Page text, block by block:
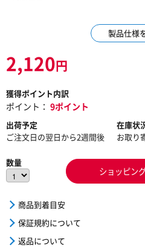
製品仕様
2,120円
獲得ポイント内訳
ポイント： 9ポイント
出荷予定
ご注文日の翌日から2週間後
在庫状
お取り
数量
ショッピン
商品到着目安
保証規約について
返品について